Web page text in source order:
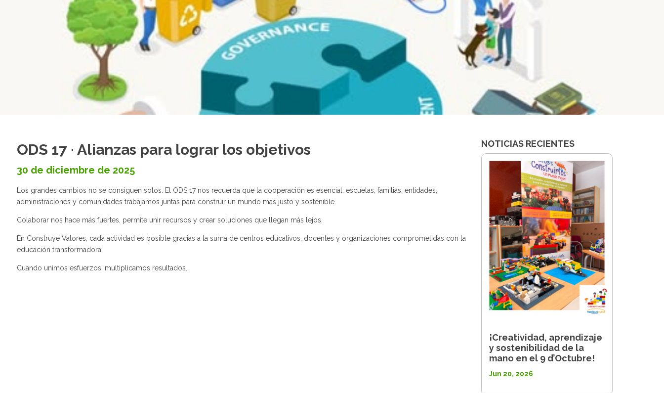
ODS 17 · Alianzas para lograr los objetivos
30 de diciembre de 2025
Los grandes cambios no se consiguen solos. El ODS 17 nos recuerda que la cooperación es esencial: escuelas, familias, entidades,
administraciones y comunidades trabajamos juntas para construir un mundo más justo y sostenible.
Colaborar nos hace más fuertes, permite unir recursos y crear soluciones que llegan más lejos.
En Construye Valores, cada actividad es posible gracias a la suma de centros educativos, docentes y organizaciones comprometidas con la
educación transformadora.
Cuando unimos esfuerzos, multiplicamos resultados.
NOTICIAS RECIENTES
¡Creatividad, aprendizaje
y sostenibilidad de la
mano en el 9 d’Octubre!
Jun 20, 2026